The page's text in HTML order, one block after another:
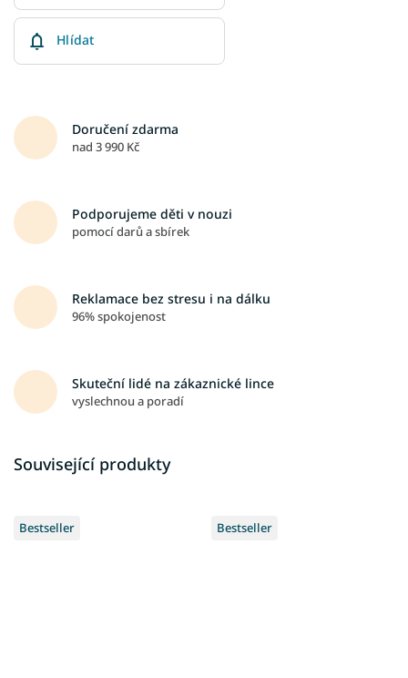
Hlídat
Doručení zdarma
nad 3 990 Kč
Podporujeme děti v nouzi
pomocí darů a sbírek
Reklamace bez stresu i na dálku
96% spokojenost
Skuteční lidé na zákaznické lince
vyslechnou a poradí
Související produkty
Bestseller Bestseller